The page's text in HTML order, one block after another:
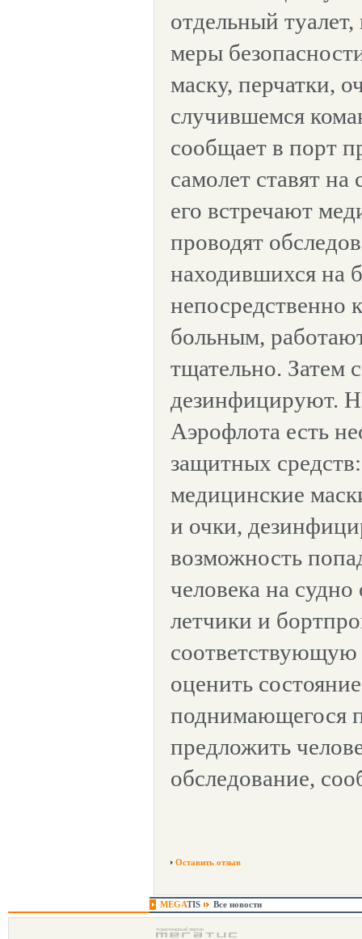
отдельный
меры
маску, перчатки,
случившемся
сообщает в порт
самолет ставят
его встречают
проводят
находившихся на
непосредственно
больным,
тщательно. Затем
дезинфицируют.
Аэрофлота есть
защитных
медицинские
и очки,
возможность
человека на
летчики и
соответствующую
оценить
поднимающегося
предложить
обследование,
Оставить отзыв
MEGATIS Все новости